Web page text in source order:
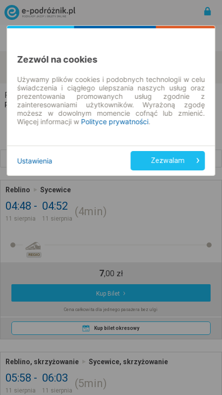
Reblino Sycewice
Reblino → Sycewice
Rozkład jazdy i bilety
Reblino Sycewice
04:48
11 sierpnia
04:52
11 sierpnia
4min
REGIO
7,00 zł
Kup Bilet
Cena całkowita dla jednego pasażera bez ulgi
Kup bilet okresowy
Reblino, skrzyżowanie Sycewice, skrzyżowanie
05:58
11 sierpnia
06:03
11 sierpnia
5min
Zezwól na cookies
Używamy plików cookies i podobnych technologii w celu
świadczenia i ciągłego ulepszania naszych usług oraz
prezentowania promowanych usług zgodnie z
zainteresowaniami użytkowników. Wyrażoną zgodę
możesz w dowolnym momencie cofnąć lub zmienić.
Więcej informacji w Polityce prywatności.
Ustawienia Zezwalam